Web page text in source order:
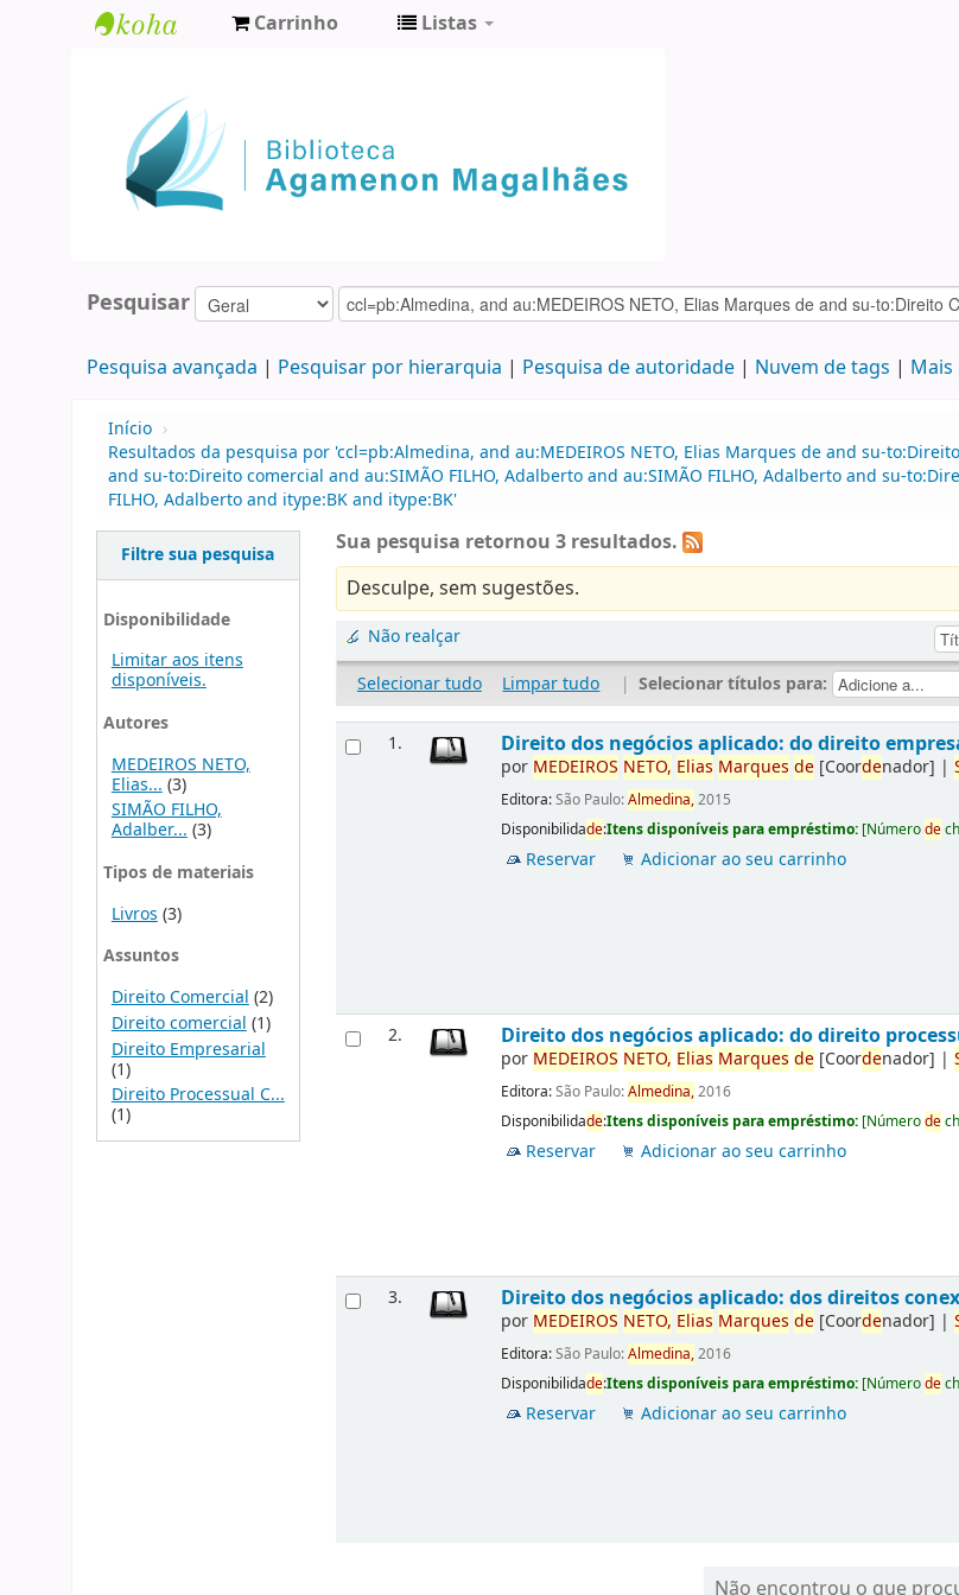
Agamenon
Magalhães
Carrinho Listas
Pesquisar
Pesquisa avançada Pesquisar por hierarquia Pesquisa de autoridade Nuvem de tags
Início ›
Resultados da pesquisa por 'ccl=pb:Almedina, and au:MEDEIROS NETO, Elias Marques de and su-
and su-to:Direito comercial and au:SIMÃO FILHO, Adalberto and au:SIMÃO FILHO, Adalberto and su-
FILHO, Adalberto and itype:BK and itype:BK'
Filtre sua pesquisa
Disponibilidade
Limitar aos itens
disponíveis.
Autores
MEDEIROS NETO,
Elias... (3)
SIMÃO FILHO,
Adalber...(3)
Tipos de materiais
Livros (3)
Assuntos
Direito Comercial (2)
Direito comercial (1)
Direito Empresarial
(1)
Direito Processual C...
(1)
Sua pesquisa retornou 3 resultados.
Desculpe, sem sugestões.
Não realçar
Selecionar tudo
Limpar tudo | Selecionar títulos para:
1. Direito dos negócios aplicado: do direito
por MEDEIROS NETO, Elias Marques de [Coordenador] |
Editora:São Paulo:Almedina,2015
Disponibilidade:Itens disponíveis para empréstimo: [Númerode
Reservar Adicionar ao seu carrinho
2. Direito dos negócios aplicado: do direito
por MEDEIROS NETO, Elias Marques de [Coordenador] |
Editora:São Paulo:Almedina,2016
Disponibilidade:Itens disponíveis para empréstimo: [Númerode
Reservar Adicionar ao seu carrinho
3. Direito dos negócios aplicado: dos direitos
por MEDEIROS NETO, Elias Marques de [Coordenador] |
Editora:São Paulo:Almedina,2016
Disponibilidade:Itens disponíveis para empréstimo: [Númerode
Reservar Adicionar ao seu carrinho